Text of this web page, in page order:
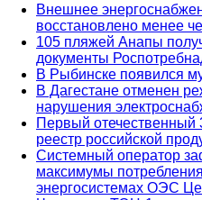
Внешнее
восстановлено менее
105 пляжей Анапы
документы
В Рыбинске появился
В Дагестане отменен
нарушения
Первый отечественный
реестр российской
Системный оператор
максимумы
энергосистемах ОЭС